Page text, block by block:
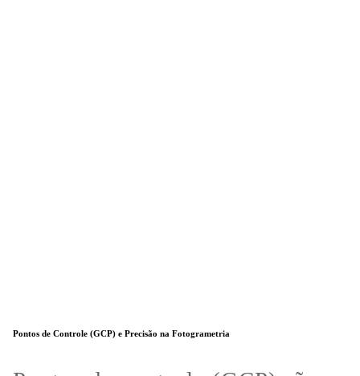
Pontos de Controle (GCP) e Precisão na Fotogrametria